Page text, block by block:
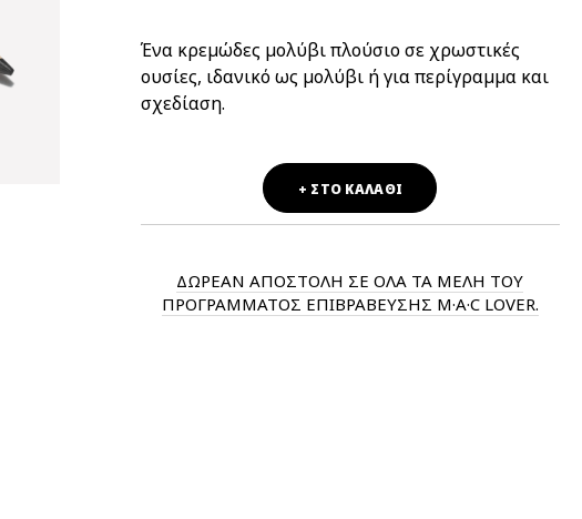
Ένα κρεμώδες μολύβι πλούσιο σε χρωστικές
ουσίες, ιδανικό ως μολύβι ή για περίγραμμα και
σχεδίαση.
+ ΣΤΟ ΚΑΛΑΘΙ
ΔΩΡΕΑΝ ΑΠΟΣΤΟΛΗ ΣΕ ΟΛΑ ΤΑ ΜΕΛΗ ΤΟΥ
ΠΡΟΓΡΑΜΜΑΤΟΣ ΕΠΙΒΡΑΒΕΥΣΗΣ M·A·C LOVER.